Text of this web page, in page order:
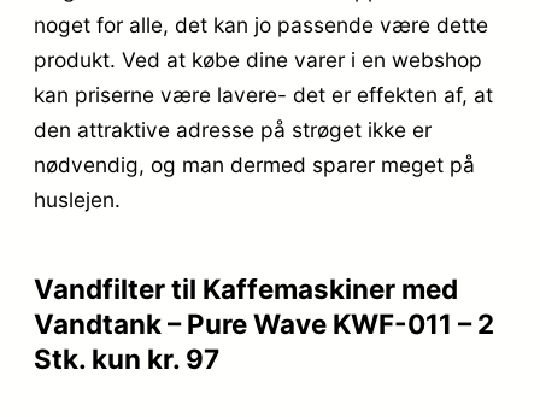
noget for alle, det kan jo passende være dette
produkt. Ved at købe dine varer i en webshop
kan priserne være lavere- det er effekten af, at
den attraktive adresse på strøget ikke er
nødvendig, og man dermed sparer meget på
huslejen.
Vandfilter til Kaffemaskiner med
Vandtank – Pure Wave KWF-011 – 2
Stk. kun kr. 97